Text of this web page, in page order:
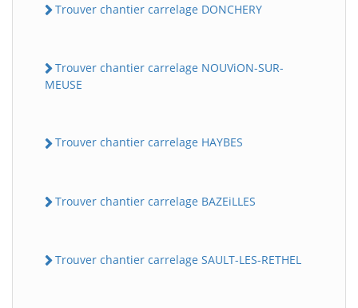
Trouver chantier carrelage DONCHERY
Trouver chantier carrelage NOUViON-SUR-
MEUSE
Trouver chantier carrelage HAYBES
Trouver chantier carrelage BAZEiLLES
Trouver chantier carrelage SAULT-LES-RETHEL